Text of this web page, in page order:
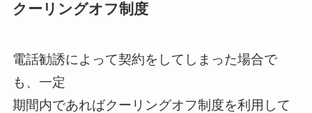
クーリングオフ制度
電話勧誘によって契約をしてしまった場合で
も、一定
期間内であればクーリングオフ制度を利用して